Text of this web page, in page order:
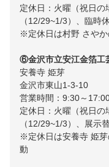
定休日：火曜（祝日
（12/29~1/3）、臨時
※定休日は村野 さや
⑥金沢市立安江金箔工
安養寺 姫芽
金沢市東山1-3-10
営業時間：9:30～
定休日：火曜（祝日
（12/29~1/3）、展示
※定休日は安養寺 姫
動